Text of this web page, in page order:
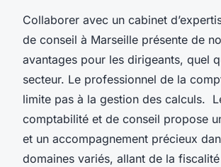
Collaborer avec un cabinet
de conseil à Marseille présente de
avantages pour les dirigeants, quel
secteur. Le professionnel de la
limite pas à la gestion des calculs.
comptabilité et de conseil propose
et un accompagnement précieux
domaines variés, allant de la